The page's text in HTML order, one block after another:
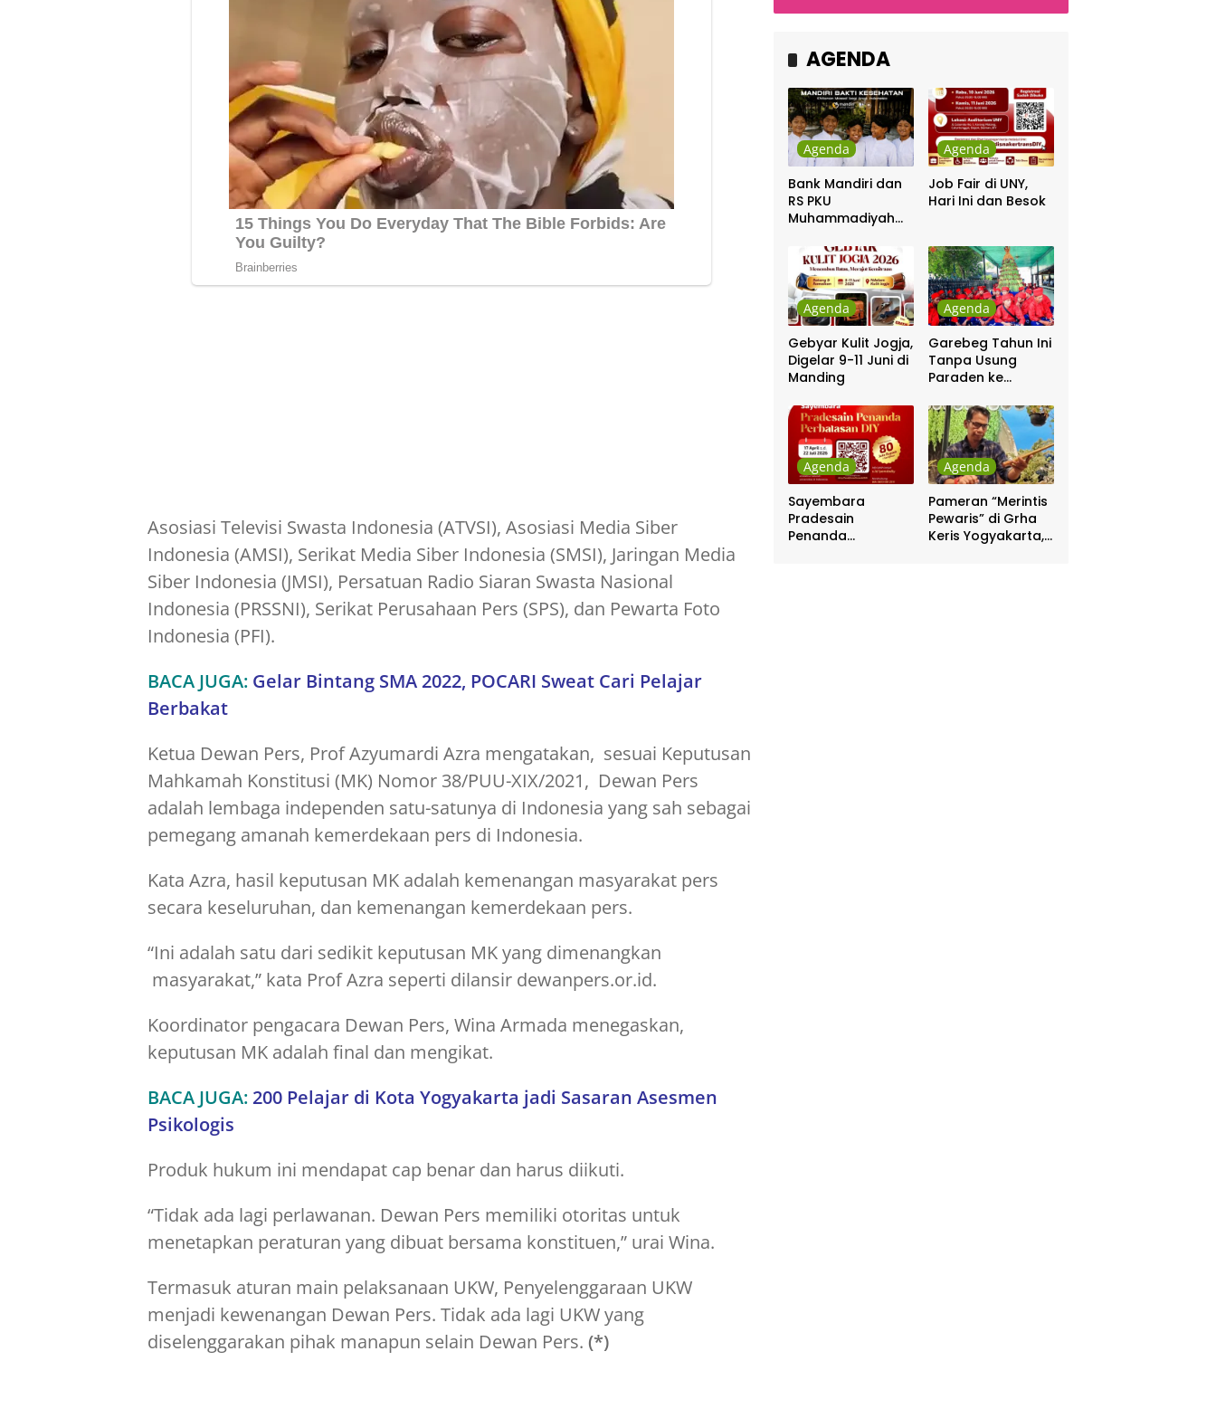
Asosiasi Televisi Swasta Indonesia (ATVSI), Asosiasi Media Siber
Indonesia (AMSI), Serikat Media Siber Indonesia (SMSI), Jaringan Media
Siber Indonesia (JMSI), Persatuan Radio Siaran Swasta Nasional
Indonesia (PRSSNI), Serikat Perusahaan Pers (SPS), dan Pewarta Foto
Indonesia (PFI).
BACA JUGA: Gelar Bintang SMA 2022, POCARI Sweat Cari Pelajar
Berbakat
Ketua Dewan Pers, Prof Azyumardi Azra mengatakan, sesuai Keputusan
Mahkamah Konstitusi (MK) Nomor 38/PUU-XIX/2021, Dewan Pers
adalah lembaga independen satu-satunya di Indonesia yang sah sebagai
pemegang amanah kemerdekaan pers di Indonesia.
Kata Azra, hasil keputusan MK adalah kemenangan masyarakat pers
secara keseluruhan, dan kemenangan kemerdekaan pers.
“Ini adalah satu dari sedikit keputusan MK yang dimenangkan
masyarakat,” kata Prof Azra seperti dilansir dewanpers.or.id.
Koordinator pengacara Dewan Pers, Wina Armada menegaskan,
keputusan MK adalah final dan mengikat.
BACA JUGA: 200 Pelajar di Kota Yogyakarta jadi Sasaran Asesmen
Psikologis
Produk hukum ini mendapat cap benar dan harus diikuti.
“Tidak ada lagi perlawanan. Dewan Pers memiliki otoritas untuk
menetapkan peraturan yang dibuat bersama konstituen,” urai Wina.
Termasuk aturan main pelaksanaan UKW, Penyelenggaraan UKW
menjadi kewenangan Dewan Pers. Tidak ada lagi UKW yang
diselenggarakan pihak manapun selain Dewan Pers. (*)
AGENDA
Agenda
Bank Mandiri dan
RS PKU
Muhammadiyah
Gratis
Agenda
Job Fair di UNY,
Hari Ini dan Besok
Agenda
Gebyar Kulit Jogja,
Digelar 9-11 Juni di
Manding
Agenda
Garebeg Tahun Ini
Tanpa Usung
Paraden ke
Pakualaman
Agenda
Sayembara
Pradesain
Penanda
Agenda
Pameran “Merintis
Pewaris” di Grha
Keris Yogyakarta,